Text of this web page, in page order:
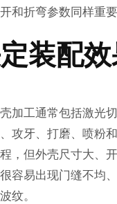
和折弯参数同样重要
装配
加工通常包括激光
攻牙、打磨、喷粉
，但外壳尺寸大、
容易出现门缝不均、
纹。